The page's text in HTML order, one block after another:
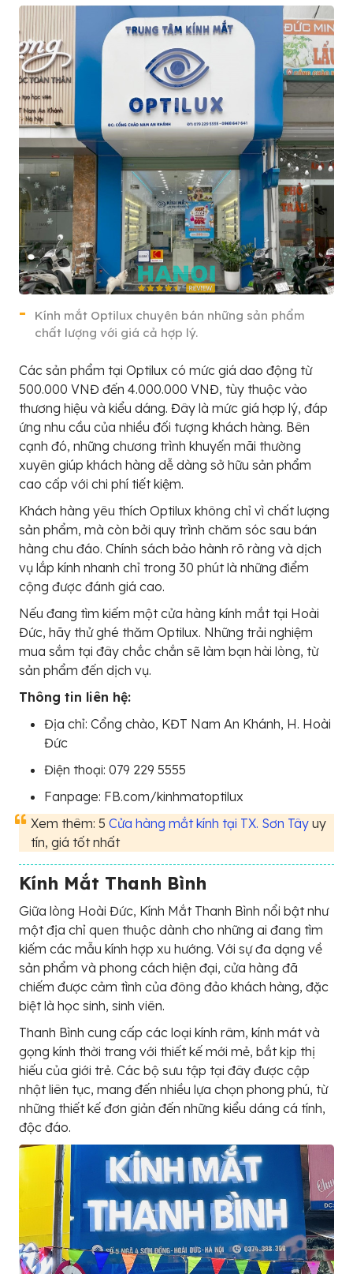
Kính mắt Optilux chuyên bán những sản phẩm
chất lượng với giá cả hợp lý.
Các sản phẩm tại Optilux có mức giá dao động từ
500.000 VNĐ đến 4.000.000 VNĐ, tùy thuộc vào
thương hiệu và kiểu dáng. Đây là mức giá hợp lý, đáp
ứng nhu cầu của nhiều đối tượng khách hàng. Bên
cạnh đó, những chương trình khuyến mãi thường
xuyên giúp khách hàng dễ dàng sở hữu sản phẩm
cao cấp với chi phí tiết kiệm.
Khách hàng yêu thích Optilux không chỉ vì chất lượng
sản phẩm, mà còn bởi quy trình chăm sóc sau bán
hàng chu đáo. Chính sách bảo hành rõ ràng và dịch
vụ lắp kính nhanh chỉ trong 30 phút là những điểm
cộng được đánh giá cao.
Nếu đang tìm kiếm một cửa hàng kính mắt tại Hoài
Đức, hãy thử ghé thăm Optilux. Những trải nghiệm
mua sắm tại đây chắc chắn sẽ làm bạn hài lòng, từ
sản phẩm đến dịch vụ.
Thông tin liên hệ:
Địa chỉ: Cổng chào, KĐT Nam An Khánh, H. Hoài
Đức
Điện thoại: 079 229 5555
Fanpage: FB.com/kinhmatoptilux
Xem thêm: 5 Cửa hàng mắt kính tại TX. Sơn Tây uy
tín, giá tốt nhất
Kính Mắt Thanh Bình
Giữa lòng Hoài Đức, Kính Mắt Thanh Bình nổi bật như
một địa chỉ quen thuộc dành cho những ai đang tìm
kiếm các mẫu kính hợp xu hướng. Với sự đa dạng về
sản phẩm và phong cách hiện đại, cửa hàng đã
chiếm được cảm tình của đông đảo khách hàng, đặc
biệt là học sinh, sinh viên.
Thanh Bình cung cấp các loại kính râm, kính mát và
gọng kính thời trang với thiết kế mới mẻ, bắt kịp thị
hiếu của giới trẻ. Các bộ sưu tập tại đây được cập
nhật liên tục, mang đến nhiều lựa chọn phong phú, từ
những thiết kế đơn giản đến những kiểu dáng cá tính,
độc đáo.